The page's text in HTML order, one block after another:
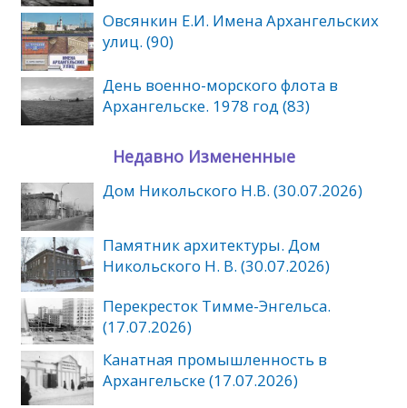
Овсянкин Е.И. Имена Архангельских
улиц. (90)
День военно-морского флота в
Архангельске. 1978 год (83)
Недавно Измененные
Дом Никольского Н.В. (30.07.2026)
Памятник архитектуры. Дом
Никольского Н. В. (30.07.2026)
Перекресток Тимме-Энгельса.
(17.07.2026)
Канатная промышленность в
Архангельске (17.07.2026)